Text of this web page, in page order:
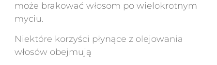
może brakować włosom po wielokrotnym
myciu.
Niektóre korzyści płynące z olejowania
włosów obejmują